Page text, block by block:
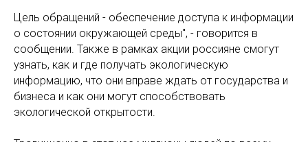
Цель обращений - обеспечение доступа к информации
о состоянии окружающей среды", - говорится в
сообщении. Также в рамках акции россияне смогут
узнать, как и где получать экологическую
информацию, что они вправе ждать от государства и
бизнеса и как они могут способствовать
экологической открытости.